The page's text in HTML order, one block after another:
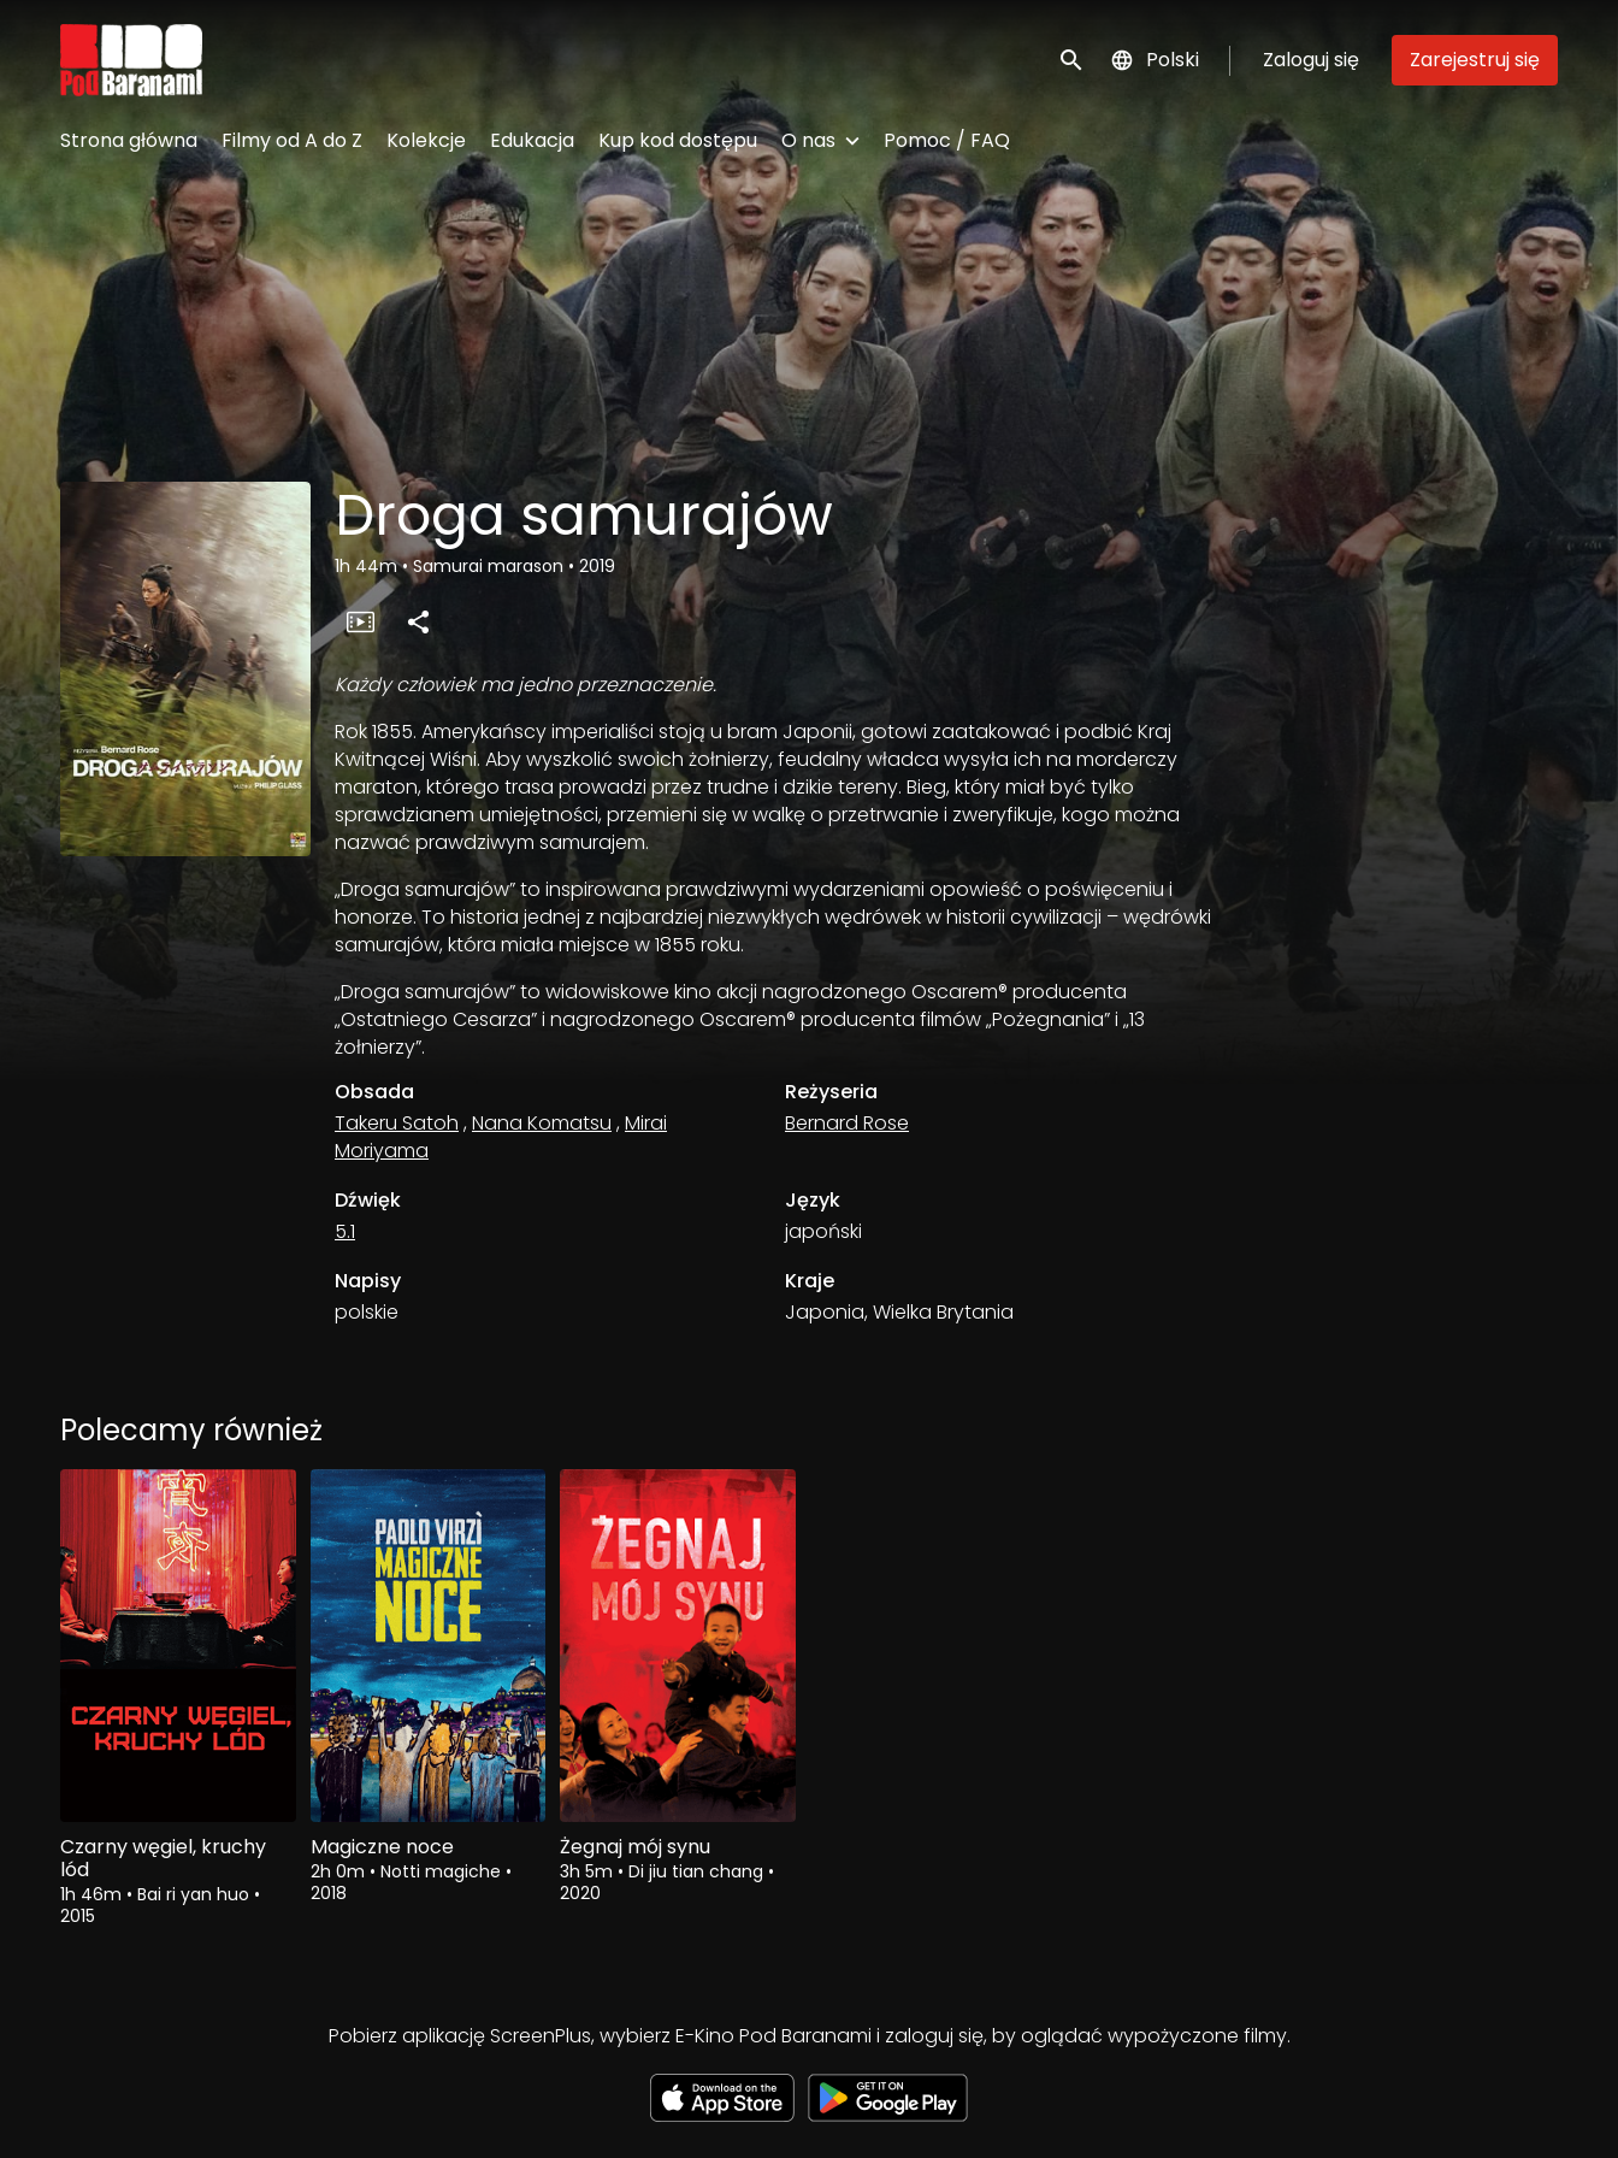
Linki ułatwień dostępu
Wyszukaj Polski Zaloguj się Zarejestruj się
Strona główna Filmy od A do Z Kolekcje Edukacja Kup kod dostępu O nas Pomoc / FAQ
Droga samurajów
1h 44m• Samurai marason • 2019
Każdy człowiek ma jedno przeznaczenie.
Rok 1855. Amerykańscy imperialiści stoją u bram Japonii, gotowi zaatakować i podbić Kraj
Kwitnącej Wiśni. Aby wyszkolić swoich żołnierzy, feudalny władca wysyła ich na morderczy
maraton, którego trasa prowadzi przez trudne i dzikie tereny. Bieg, który miał być tylko
sprawdzianem umiejętności, przemieni się w walkę o przetrwanie i zweryfikuje, kogo można
nazwać prawdziwym samurajem.
„Droga samurajów” to inspirowana prawdziwymi wydarzeniami opowieść o poświęceniu i
honorze. To historia jednej z najbardziej niezwykłych wędrówek w historii cywilizacji – wędrówki
samurajów, która miała miejsce w 1855 roku.
„Droga samurajów” to widowiskowe kino akcji nagrodzonego Oscarem® producenta
„Ostatniego Cesarza” i nagrodzonego Oscarem® producenta filmów „Pożegnania” i „13
żołnierzy”.
Obsada
Takeru Satoh ,Nana Komatsu ,Mirai
Moriyama
Reżyseria
Bernard Rose
Dźwięk
5.1
Język
japoński
Napisy
polskie
Kraje
Japonia, Wielka Brytania
Polecamy również
Czarny węgiel, kruchy
lód
1h 46m • Bai ri yan huo •
2015
Magiczne noce
2h 0m • Notti magiche •
2018
Żegnaj mój synu
3h 5m • Di jiu tian chang •
2020
Pobierz aplikację ScreenPlus, wybierz E-Kino Pod Baranami i zaloguj się, by oglądać wypożyczone filmy.